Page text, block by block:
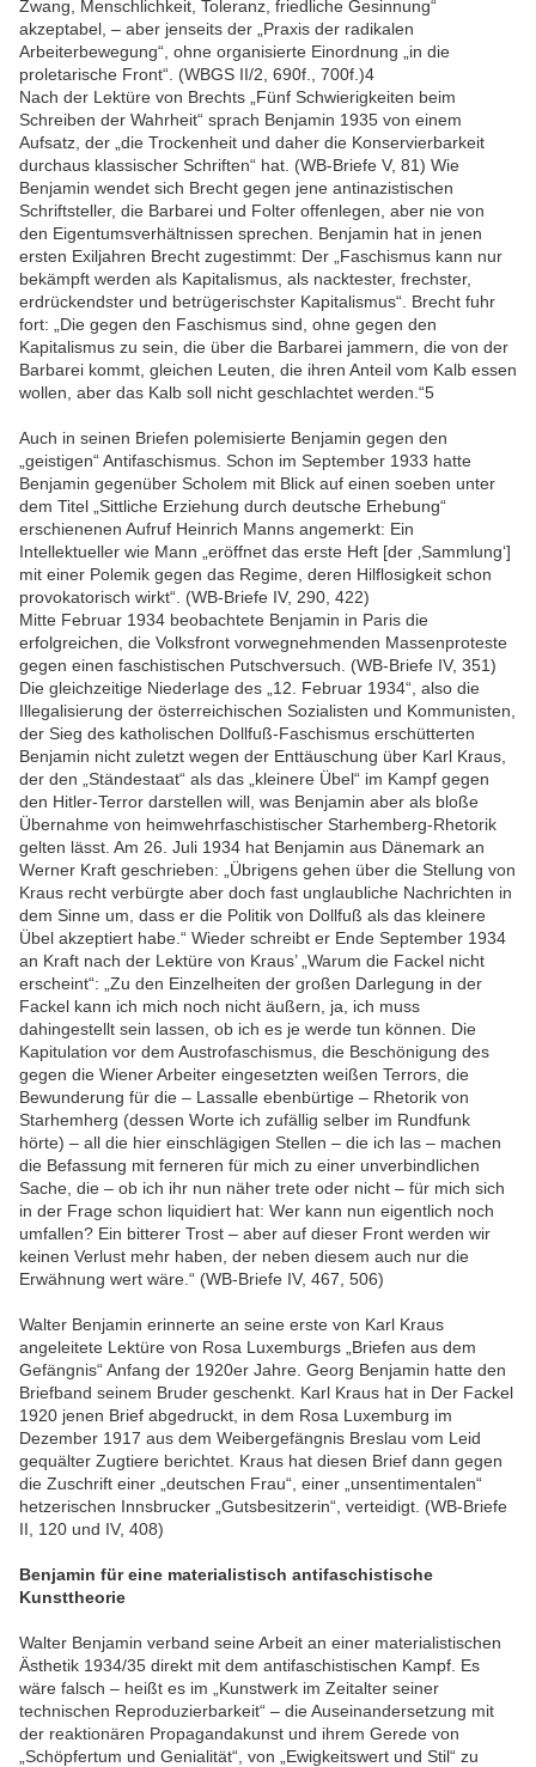
Zwang, Menschlichkeit, Toleranz, friedliche Gesinnung“
akzeptabel, – aber jenseits der „Praxis der radikalen
Arbeiterbewegung“, ohne organisierte Einordnung „in die
proletarische Front“. (WBGS II/2, 690f., 700f.)4
Nach der Lektüre von Brechts „Fünf Schwierigkeiten beim
Schreiben der Wahrheit“ sprach Benjamin 1935 von einem
Aufsatz, der „die Trockenheit und daher die Konservierbarkeit
durchaus klassischer Schriften“ hat. (WB-Briefe V, 81) Wie
Benjamin wendet sich Brecht gegen jene antinazistischen
Schriftsteller, die Barbarei und Folter offenlegen, aber nie von
den Eigentumsverhältnissen sprechen. Benjamin hat in jenen
ersten Exiljahren Brecht zugestimmt: Der „Faschismus kann nur
bekämpft werden als Kapitalismus, als nacktester, frechster,
erdrückendster und betrügerischster Kapitalismus“. Brecht fuhr
fort: „Die gegen den Faschismus sind, ohne gegen den
Kapitalismus zu sein, die über die Barbarei jammern, die von der
Barbarei kommt, gleichen Leuten, die ihren Anteil vom Kalb essen
wollen, aber das Kalb soll nicht geschlachtet werden.“5
Auch in seinen Briefen polemisierte Benjamin gegen den
„geistigen“ Antifaschismus. Schon im September 1933 hatte
Benjamin gegenüber Scholem mit Blick auf einen soeben unter
dem Titel „Sittliche Erziehung durch deutsche Erhebung“
erschienenen Aufruf Heinrich Manns angemerkt: Ein
Intellektueller wie Mann „eröffnet das erste Heft [der ‚Sammlung‘]
mit einer Polemik gegen das Regime, deren Hilflosigkeit schon
provokatorisch wirkt“. (WB-Briefe IV, 290, 422)
Mitte Februar 1934 beobachtete Benjamin in Paris die
erfolgreichen, die Volksfront vorwegnehmenden Massenproteste
gegen einen faschistischen Putschversuch. (WB-Briefe IV, 351)
Die gleichzeitige Niederlage des „12. Februar 1934“, also die
Illegalisierung der österreichischen Sozialisten und Kommunisten,
der Sieg des katholischen Dollfuß-Faschismus erschütterten
Benjamin nicht zuletzt wegen der Enttäuschung über Karl Kraus,
der den „Ständestaat“ als das „kleinere Übel“ im Kampf gegen
den Hitler-Terror darstellen will, was Benjamin aber als bloße
Übernahme von heimwehrfaschistischer Starhemberg-Rhetorik
gelten lässt. Am 26. Juli 1934 hat Benjamin aus Dänemark an
Werner Kraft geschrieben: „Übrigens gehen über die Stellung von
Kraus recht verbürgte aber doch fast unglaubliche Nachrichten in
dem Sinne um, dass er die Politik von Dollfuß als das kleinere
Übel akzeptiert habe.“ Wieder schreibt er Ende September 1934
an Kraft nach der Lektüre von Kraus’ „Warum die Fackel nicht
erscheint“: „Zu den Einzelheiten der großen Darlegung in der
Fackel kann ich mich noch nicht äußern, ja, ich muss
dahingestellt sein lassen, ob ich es je werde tun können. Die
Kapitulation vor dem Austrofaschismus, die Beschönigung des
gegen die Wiener Arbeiter eingesetzten weißen Terrors, die
Bewunderung für die – Lassalle ebenbürtige – Rhetorik von
Starhemherg (dessen Worte ich zufällig selber im Rundfunk
hörte) – all die hier einschlägigen Stellen – die ich las – machen
die Befassung mit ferneren für mich zu einer unverbindlichen
Sache, die – ob ich ihr nun näher trete oder nicht – für mich sich
in der Frage schon liquidiert hat: Wer kann nun eigentlich noch
umfallen? Ein bitterer Trost – aber auf dieser Front werden wir
keinen Verlust mehr haben, der neben diesem auch nur die
Erwähnung wert wäre.“ (WB-Briefe IV, 467, 506)
Walter Benjamin erinnerte an seine erste von Karl Kraus
angeleitete Lektüre von Rosa Luxemburgs „Briefen aus dem
Gefängnis“ Anfang der 1920er Jahre. Georg Benjamin hatte den
Briefband seinem Bruder geschenkt. Karl Kraus hat in Der Fackel
1920 jenen Brief abgedruckt, in dem Rosa Luxemburg im
Dezember 1917 aus dem Weibergefängnis Breslau vom Leid
gequälter Zugtiere berichtet. Kraus hat diesen Brief dann gegen
die Zuschrift einer „deutschen Frau“, einer „unsentimentalen“
hetzerischen Innsbrucker „Gutsbesitzerin“, verteidigt. (WB-Briefe
II, 120 und IV, 408)
Benjamin für eine materialistisch antifaschistische
Kunsttheorie
Walter Benjamin verband seine Arbeit an einer materialistischen
Ästhetik 1934/35 direkt mit dem antifaschistischen Kampf. Es
wäre falsch – heißt es im „Kunstwerk im Zeitalter seiner
technischen Reproduzierbarkeit“ – die Auseinandersetzung mit
der reaktionären Propagandakunst und ihrem Gerede von
„Schöpfertum und Genialität“, von „Ewigkeitswert und Stil“ zu